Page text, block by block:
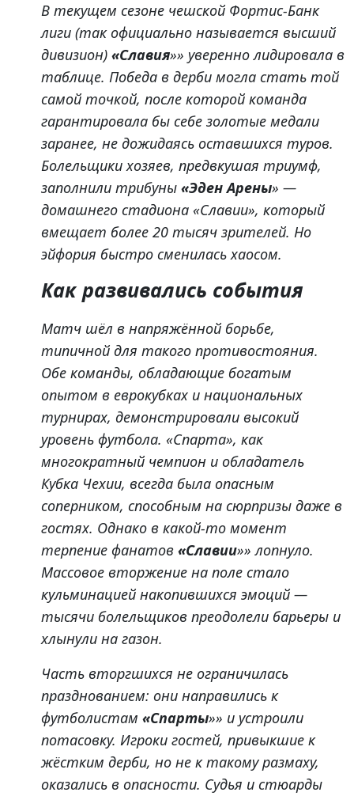
В текущем сезоне чешской Фортис-Банк
лиги (так официально называется высший
дивизион) «Славия»» уверенно лидировала в
таблице. Победа в дерби могла стать той
самой точкой, после которой команда
гарантировала бы себе золотые медали
заранее, не дожидаясь оставшихся туров.
Болельщики хозяев, предвкушая триумф,
заполнили трибуны «Эден Арены» —
домашнего стадиона «Славии», который
вмещает более 20 тысяч зрителей. Но
эйфория быстро сменилась хаосом.
Как развивались события
Матч шёл в напряжённой борьбе,
типичной для такого противостояния.
Обе команды, обладающие богатым
опытом в еврокубках и национальных
турнирах, демонстрировали высокий
уровень футбола. «Спарта», как
многократный чемпион и обладатель
Кубка Чехии, всегда была опасным
соперником, способным на сюрпризы даже в
гостях. Однако в какой-то момент
терпение фанатов «Славии»» лопнуло.
Массовое вторжение на поле стало
кульминацией накопившихся эмоций —
тысячи болельщиков преодолели барьеры и
хлынули на газон.
Часть вторгшихся не ограничилась
празднованием: они направились к
футболистам «Спарты»» и устроили
потасовку. Игроки гостей, привыкшие к
жёстким дерби, но не к такому размаху,
оказались в опасности. Судья и стюарды